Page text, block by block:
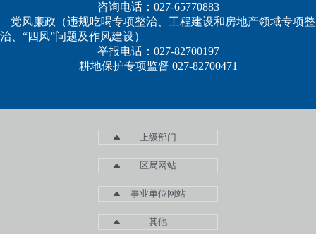
咨询电话：027-65770883
党风廉政（违规吃喝专项整治、工程建设和房地产领域专项整
治、“四风”问题及作风建设）
举报电话：027-82700197
耕地保护专项监督 027-82700471
上级部门
区局网站
事业单位网站
其他